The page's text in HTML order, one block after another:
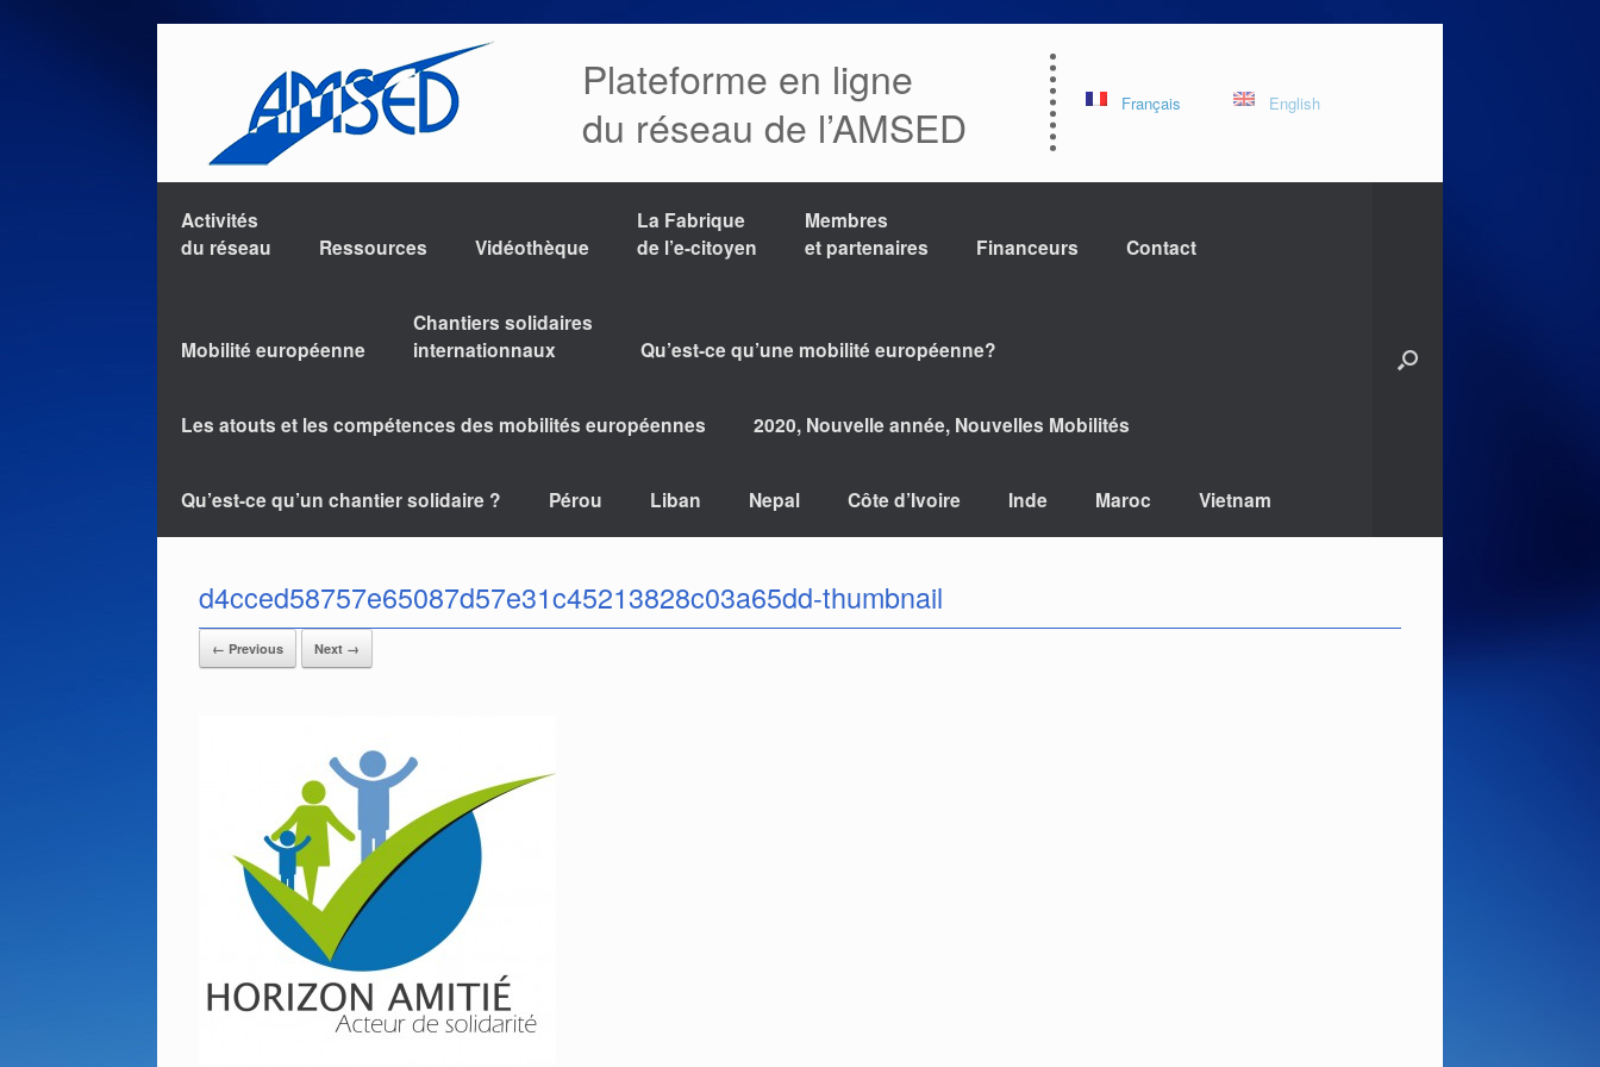
Plateforme en ligne
du réseau de l’AMSED
Français English
Activités
du réseau
Ressources Vidéothèque
La Fabrique
de l’e-citoyen
Membres
et partenaires
Financeurs Contact
Mobilité européenne
Chantiers solidaires
internationnaux
Qu’est-ce qu’une mobilité européenne?
Les atouts et les compétences des mobilités européennes 2020, Nouvelle année, Nouvelles Mobilités
Qu’est-ce qu’un chantier solidaire ? Pérou Liban Nepal Côte d’Ivoire Inde Maroc Vietnam
d4cced58757e65087d57e31c45213828c03a65dd-thumbnail
← Previous Next →